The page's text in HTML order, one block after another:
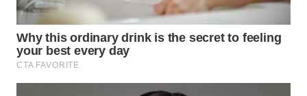
KONSUMEN
LISTRIK